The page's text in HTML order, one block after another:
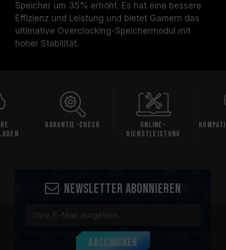
Speicher um 35% erhöht. Es hat eine bessere
Effizienz und Leistung und bietet Gamern das
ultimative Overclocking-Speichermodul mit
hoher Stabilität.
Garantie-Check
Online-
Dienstleistung
Newsletter abonnieren
Abschicken